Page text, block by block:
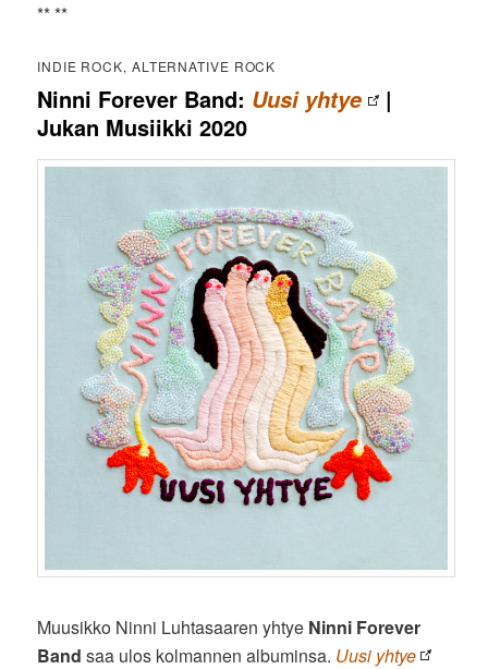
** **
INDIE ROCK, ALTERNATIVE ROCK
Ninni Forever Band: Uusi yhtye
|
Jukan Musiikki 2020
Muusikko Ninni Luhtasaaren yhtye Ninni Forever
Band saa ulos kolmannen albuminsa. Uusi yhtye